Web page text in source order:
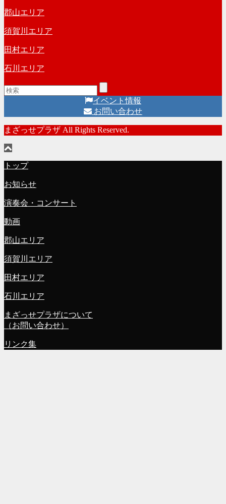
郡山エリア
須賀川エリア
田村エリア
石川エリア
イベント情報
お問い合わせ
まざっせプラザ All Rights Reserved.
トップ
お知らせ
演奏会・コンサート
動画
郡山エリア
須賀川エリア
田村エリア
石川エリア
まざっせプラザについて
（お問い合わせ）
リンク集